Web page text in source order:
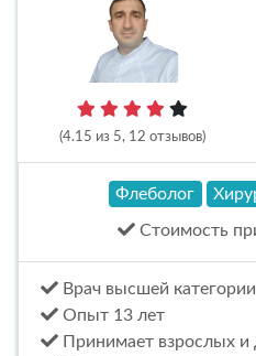
(4.15 из 5, 12 отзывов)
Флеболог
Стоимость
Врач высшей категории
Опыт 13 лет
Принимает взрослых и